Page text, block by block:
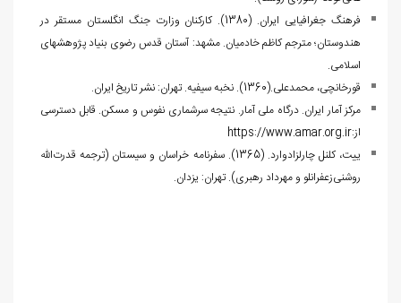
ف‍ره‍ن‍گ‌ ج‍غ‍راف‍ی‍ای‍ی‌ ای‍ران‌. (1380). ک‍ارک‍ن‍ان‌ وزارت‌ ج‍ن‍گ‌ ان‍گ‍ل‍س‍ت‍ان‌ م‍س‍ت‍ق‍ر در
ه‍ن‍دوس‍ت‍ان‌؛ م‍ت‍رج‍م‌ ک‍اظم‌ خ‍ادم‍ی‍ان‌. م‍ش‍ه‍د: آس‍ت‍ان‌ ق‍دس‌ رض‍وی‌ ب‍ن‍ی‍اد پ‍ژوه‍ش‍ه‍ای‌
اس‍لام‍ی. ‌
قورخانچی، محمدعلی.(1360). نخبه سیفیه. تهران: نشر تاریخ ایران.
مرکز آمار ایران. درگاه ملی آمار. نتیجه سرشماری نفوس و مسکن. قابل دسترسی
از:https://www.amar.org.ir
ییت، کلنل چارلزادوارد. (1365). سفرنامه خراسان و سیستان (ترجمه قدرت‌الله
روشنی‌زعفرانلو و مهرداد رهبری). تهران: یزدان.